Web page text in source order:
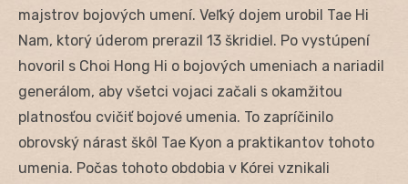
majstrov bojových umení. Veľký dojem urobil Tae Hi
Nam, ktorý úderom prerazil 13 škridiel. Po vystúpení
hovoril s Choi Hong Hi o bojových umeniach a nariadil
generálom, aby všetci vojaci začali s okamžitou
platnosťou cvičiť bojové umenia. To zapríčinilo
obrovský nárast škôl Tae Kyon a praktikantov tohoto
umenia. Počas tohoto obdobia v Kórei vznikali